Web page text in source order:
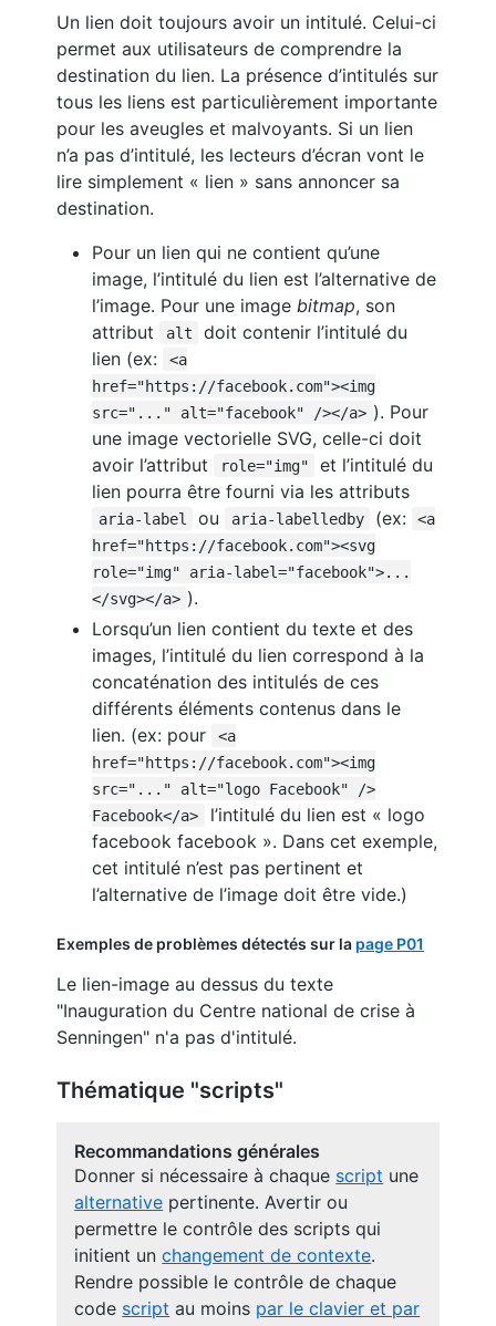
Un lien doit toujours avoir un intitulé. Celui-ci
permet aux utilisateurs de comprendre la
destination du lien. La présence d’intitulés sur
tous les liens est particulièrement importante
pour les aveugles et malvoyants. Si un lien
n’a pas d’intitulé, les lecteurs d’écran vont le
lire simplement « lien » sans annoncer sa
destination.
Pour un lien qui ne contient qu’une
image, l’intitulé du lien est l’alternative de
l’image. Pour une image bitmap, son
attribut
alt
doit contenir l’intitulé du
lien (ex:
<a
href="https://facebook.com"><img
src="..." alt="facebook" /></a> ). Pour
une image vectorielle SVG, celle-ci doit
avoir l’attribut
role="img"
et l’intitulé du
lien pourra être fourni via les attributs
aria-label ou aria-labelledby (ex:
<a
href="https://facebook.com"><svg
role="img" aria-label="facebook">...
</svg></a> ).
Lorsqu’un lien contient du texte et des
images, l’intitulé du lien correspond à la
concaténation des intitulés de ces
différents éléments contenus dans le
lien. (ex: pour
<a
href="https://facebook.com"><img
src="..." alt="logo Facebook" />
Facebook</a>
l’intitulé du lien est « logo
facebook facebook ». Dans cet exemple,
cet intitulé n’est pas pertinent et
l’alternative de l’image doit être vide.)
Exemples de problèmes détectés sur la page P01
Le lien-image au dessus du texte
"Inauguration du Centre national de crise à
Senningen" n'a pas d'intitulé.
Thématique "scripts"
Recommandations générales
Donner si nécessaire à chaque script une
alternative pertinente. Avertir ou
permettre le contrôle des scripts qui
initient unchangement de contexte.
Rendre possible le contrôle de chaque
code script au moins par le clavier et par